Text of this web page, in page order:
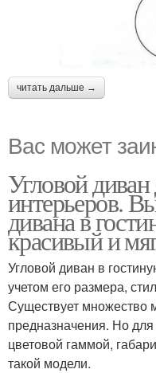
читать дальше →
Вас может
Угловой
интерьеров.
дивана в
красивый и
Угловой диван в
учетом его размера,
Существует множество
предназначения. Но
цветовой гаммой,
такой модели.